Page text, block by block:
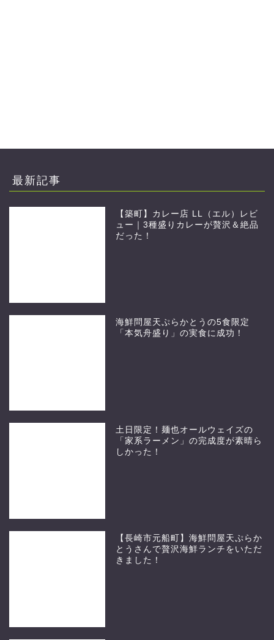
最新記事
【築町】カレー店 LL（エル）レビ
ュー｜3種盛りカレーが贅沢＆絶品
だった！
海鮮問屋天ぷらかとうの5食限定
「本気舟盛り」の実食に成功！
土日限定！麺也オールウェイズの
「家系ラーメン」の完成度が素晴ら
しかった！
【長崎市元船町】海鮮問屋天ぷらか
とうさんで贅沢海鮮ランチをいただ
きました！